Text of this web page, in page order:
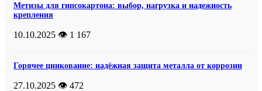
Метизы для гипсокартона: выбор, нагрузка и надежность
крепления
10.10.2025 👁️ 1 167
Горячее цинкование: надёжная защита металла от коррозии
27.10.2025 👁️ 472